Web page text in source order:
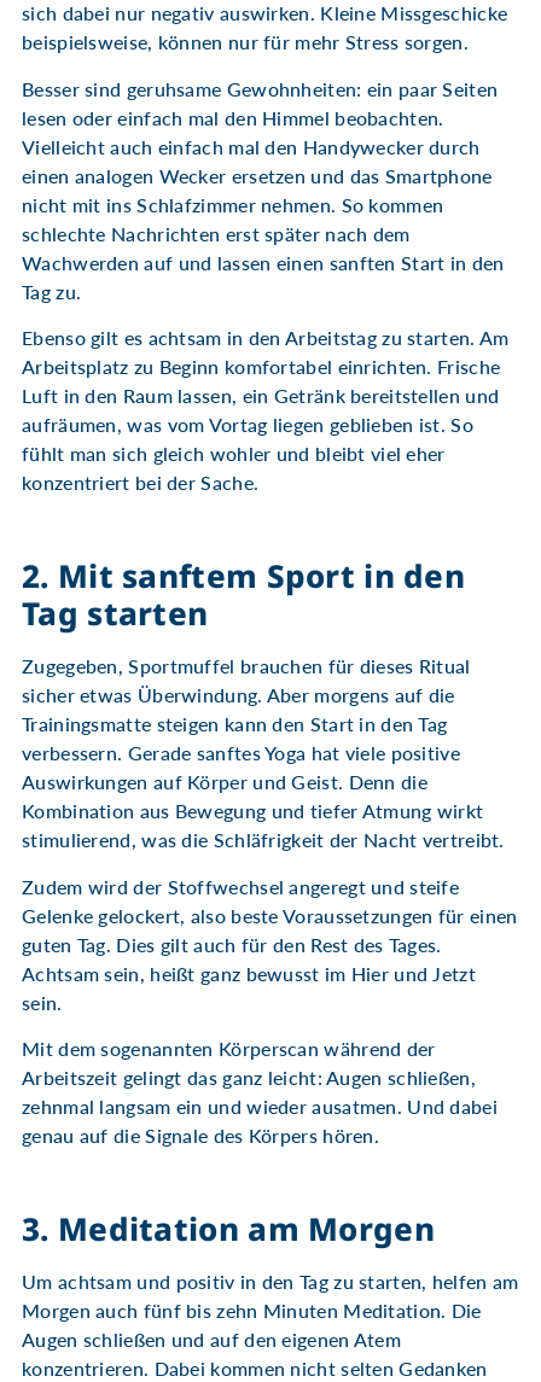
sich dabei nur negativ auswirken. Kleine Missgeschicke
beispielsweise, können nur für mehr Stress sorgen.
Besser sind geruhsame Gewohnheiten: ein paar Seiten
lesen oder einfach mal den Himmel beobachten.
Vielleicht auch einfach mal den Handywecker durch
einen analogen Wecker ersetzen und das Smartphone
nicht mit ins Schlafzimmer nehmen. So kommen
schlechte Nachrichten erst später nach dem
Wachwerden auf und lassen einen sanften Start in den
Tag zu.
Ebenso gilt es achtsam in den Arbeitstag zu starten. Am
Arbeitsplatz zu Beginn komfortabel einrichten. Frische
Luft in den Raum lassen, ein Getränk bereitstellen und
aufräumen, was vom Vortag liegen geblieben ist. So
fühlt man sich gleich wohler und bleibt viel eher
konzentriert bei der Sache.
2. Mit sanftem Sport in den
Tag starten
Zugegeben, Sportmuffel brauchen für dieses Ritual
sicher etwas Überwindung. Aber morgens auf die
Trainingsmatte steigen kann den Start in den Tag
verbessern. Gerade sanftes Yoga hat viele positive
Auswirkungen auf Körper und Geist. Denn die
Kombination aus Bewegung und tiefer Atmung wirkt
stimulierend, was die Schläfrigkeit der Nacht vertreibt.
Zudem wird der Stoffwechsel angeregt und steife
Gelenke gelockert, also beste Voraussetzungen für einen
guten Tag. Dies gilt auch für den Rest des Tages.
Achtsam sein, heißt ganz bewusst im Hier und Jetzt
sein.
Mit dem sogenannten Körperscan während der
Arbeitszeit gelingt das ganz leicht: Augen schließen,
zehnmal langsam ein und wieder ausatmen. Und dabei
genau auf die Signale des Körpers hören.
3. Meditation am Morgen
Um achtsam und positiv in den Tag zu starten, helfen am
Morgen auch fünf bis zehn Minuten Meditation. Die
Augen schließen und auf den eigenen Atem
konzentrieren. Dabei kommen nicht selten Gedanken